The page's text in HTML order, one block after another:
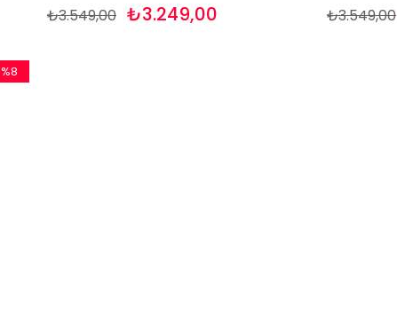
₺3.249,00
₺3.549,00 ₺3.549,00
%8